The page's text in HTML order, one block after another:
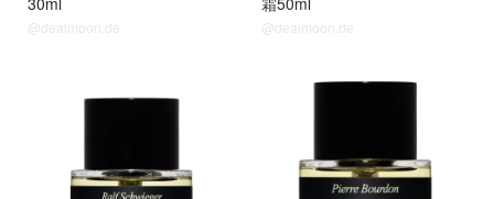
@dealmoon.de @dealmoon.de